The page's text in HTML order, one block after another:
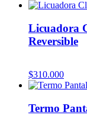
Licuadora
Reversible
$310.000
Termo